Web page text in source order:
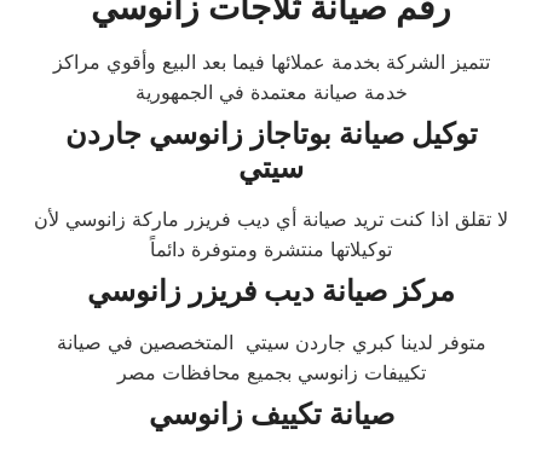
تتميز الشركة بخدمة عملائها فيما بعد البيع وأقوي مراكز
خدمة صيانة معتمدة في الجمهورية
توكيل صيانة بوتاجاز زانوسي جاردن
سيتي
لا تقلق اذا كنت تريد صيانة أي ديب فريزر ماركة زانوسي لأن
توكيلاتها منتشرة ومتوفرة دائماً
مركز صيانة ديب فريزر زانوسي
متوفر لدينا كبري جاردن سيتي المتخصصين في صيانة
تكييفات زانوسي بجميع محافظات مصر
صيانة تكييف زانوسي